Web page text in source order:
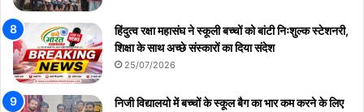
हिंदुत्व रक्षा महासंघ ने स्कूली बच्चों को बांटी निःशुल्क स्टेशनरी,
शिक्षा के साथ अच्छे संस्कारों का दिया संदेश
25/07/2026
निजी विद्यालयो में बच्चों के स्कूल बैग का भार कम करने के लिए